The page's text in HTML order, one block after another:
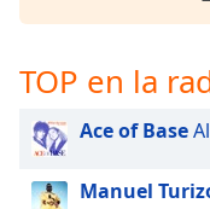
TOP en la
Ace of Base
Manuel